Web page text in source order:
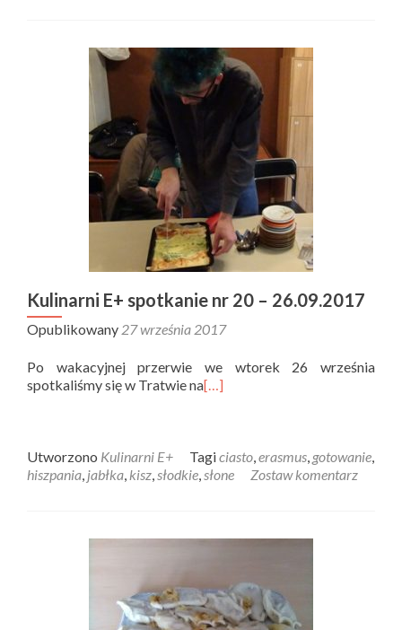
Kulinarni E+ spotkanie nr 20 – 26.09.2017
Opublikowany 27 września 2017
Po wakacyjnej przerwie we wtorek 26 września
spotkaliśmy się w Tratwie na[…]
Utworzono Kulinarni E+ Tagiciasto,erasmus, gotowanie,
hiszpania, jabłka, kisz,słodkie,słone Zostaw komentarz